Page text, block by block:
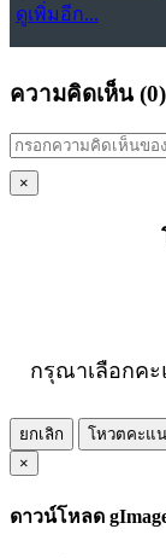
ดูเพิ่มอีก...
ความคิดเห็น (0)
×
กรุณาเลือกค
ยกเลิก
โหวตคะแ
×
ดาวน์โหลด